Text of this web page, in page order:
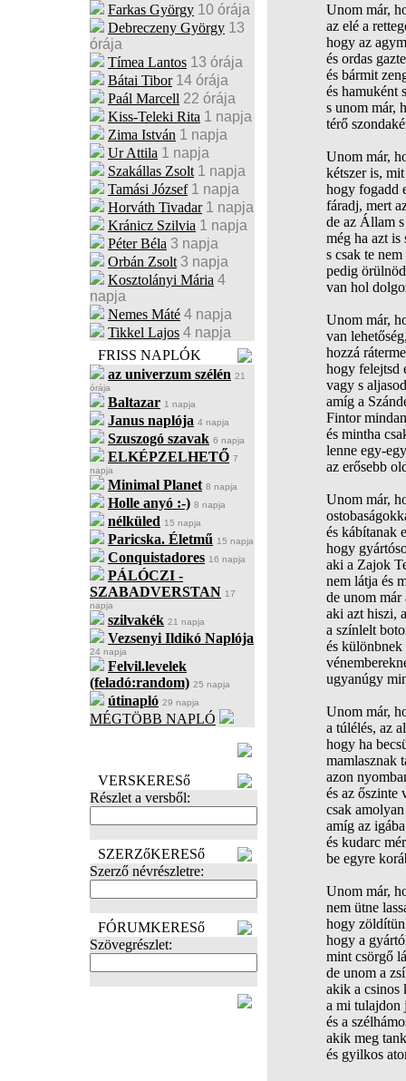
Farkas György 10 órája
Debreczeny György 13
órája
Tímea Lantos 13 órája
Bátai Tibor 14 órája
Paál Marcell 22 órája
Kiss-Teleki Rita 1 napja
Zima István 1 napja
Ur Attila 1 napja
Szakállas Zsolt 1 napja
Tamási József 1 napja
Horváth Tivadar 1 napja
Kránicz Szilvia 1 napja
Péter Béla 3 napja
Orbán Zsolt 3 napja
Kosztolányi Mária 4
napja
Nemes Máté 4 napja
Tikkel Lajos 4 napja
FRISS NAPLÓK
az univerzum szélén 21
órája
Baltazar 1 napja
Janus naplója 4 napja
Szuszogó szavak 6 napja
ELKÉPZELHETŐ 7
napja
Minimal Planet 8 napja
Holle anyó :-) 8 napja
nélküled 15 napja
Paricska. Életmű 15 napja
Conquistadores 16 napja
PÁLÓCZI -
SZABADVERSTAN 17
napja
szilvakék 21 napja
Vezsenyi Ildikó Naplója
24 napja
Felvil.levelek
(feladó:random) 25 napja
útinapló 29 napja
MÉGTÖBB NAPLÓ
VERSKERESő
Részlet a versből:
SZERZőKERESő
Szerző névrészletre:
FÓRUMKERESő
Szövegrészlet:
Unom már,
az elé a
hogy az
és ordas
és bármit
és hamuként
s unom már,
térő
Unom már,
kétszer is,
hogy fogadd
fáradj, mert
de az Állam
még ha azt
s csak te
pedig
van hol
Unom már,
van
hozzá
hogy felejtsd
vagy s
amíg a
Fintor
és mintha
lenne egy-
az erősebb
Unom már,
és kábítanak
hogy
aki a Zajok
nem látja és
de unom
aki azt hiszi,
a színlelt
és különbnek
ugyanúgy
Unom már,
a túlélés, az
hogy ha
mamlasznak
azon
és az őszinte
csak
amíg az
és kudarc
be egyre
Unom már,
nem ütne
hogy
hogy a
mint csörgő
de unom a
akik a csinos
a mi tulajdon
és a
akik meg
és gyilkos